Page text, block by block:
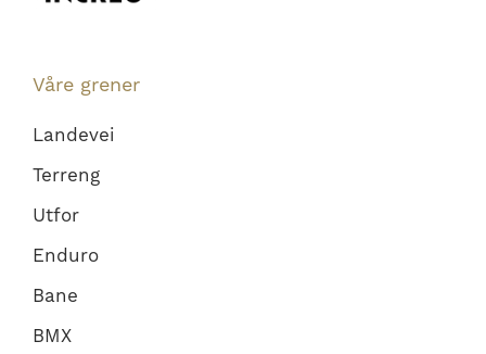
Våre grener
Landevei
Terreng
Utfor
Enduro
Bane
BMX